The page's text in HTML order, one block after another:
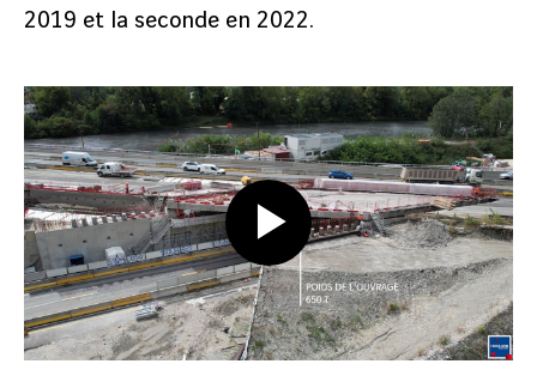
2019 et la seconde en 2022.